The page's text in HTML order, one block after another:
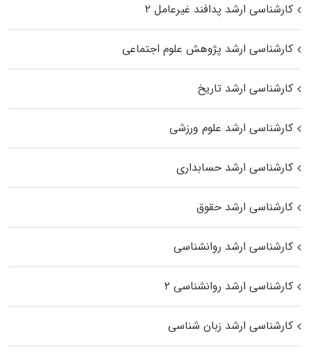
کارشناسی ارشد پدافند غیرعامل ۲
کارشناسی ارشد پژوهش علوم اجتماعی
کارشناسی ارشد تاریخ
کارشناسی ارشد علوم ورزشی
کارشناسی ارشد حسابداری
کارشناسی ارشد حقوق
کارشناسی ارشد روانشناسی
کارشناسی ارشد روانشناسی ۲
کارشناسی ارشد زبان شناسی